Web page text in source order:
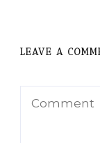
LEAVE A